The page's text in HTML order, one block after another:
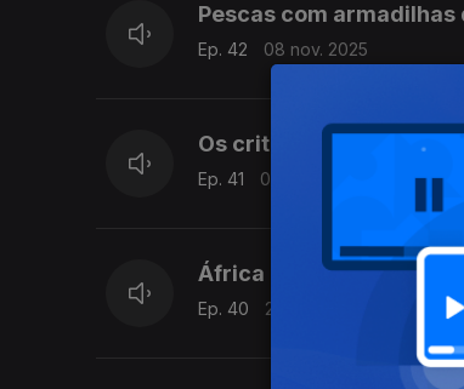
Pescas com
Ep. 42 08 nov. 2025
Os critérios ESG e a
Ep. 41 01 nov. 2025
África e a Transição
Ep. 40 25 out. 2025